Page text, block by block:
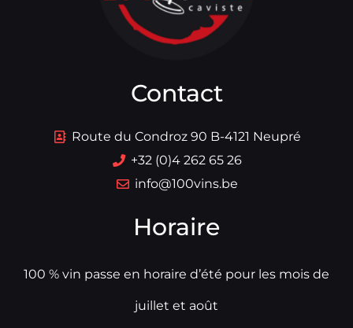
Contact
Route du Condroz 90 B-4121 Neupré
+32 (0)4 262 65 26
info@100vins.be
Horaire
100 % vin passe en horaire d’été pour les mois de
juillet et août